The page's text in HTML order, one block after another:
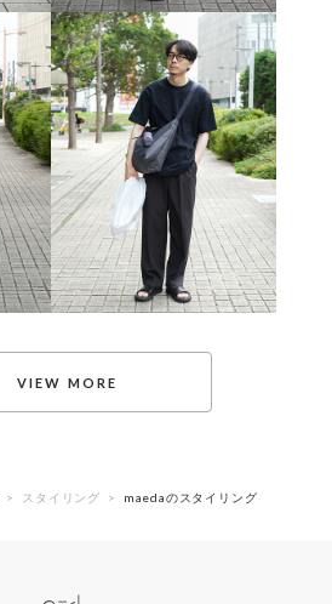
スタイリング maedaのスタイリング